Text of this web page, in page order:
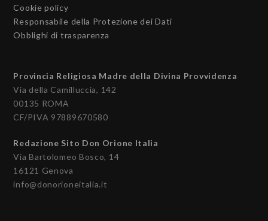
Cookie policy
Responsabile della Protezione dei Dati
Obblighi di trasparenza
Provincia Religiosa Madre della Divina Provvidenza
Via della Camilluccia, 142
00135 ROMA
CF/PIVA 97889670580
Redazione Sito Don Orione Italia
Via Bartolomeo Bosco, 14
16121 Genova
info@donorioneitalia.it